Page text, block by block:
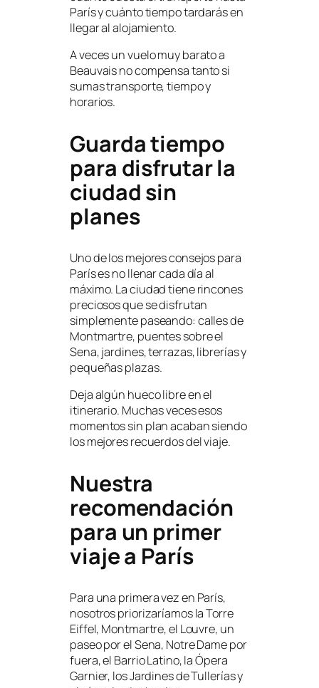
París y cuánto tiempo tardarás en
llegar al alojamiento.
A veces un vuelo muy barato a
Beauvais no compensa tanto si
sumas transporte, tiempo y
horarios.
Guarda tiempo
para disfrutar la
ciudad sin
planes
Uno de los mejores consejos para
París es no llenar cada día al
máximo. La ciudad tiene rincones
preciosos que se disfrutan
simplemente paseando: calles de
Montmartre, puentes sobre el
Sena, jardines, terrazas, librerías y
pequeñas plazas.
Deja algún hueco libre en el
itinerario. Muchas veces esos
momentos sin plan acaban siendo
los mejores recuerdos del viaje.
Nuestra
recomendación
para un primer
viaje a París
Para una primera vez en París,
nosotros priorizaríamos la Torre
Eiffel, Montmartre, el Louvre, un
paseo por el Sena, Notre Dame por
fuera, el Barrio Latino, la Ópera
Garnier, los Jardines de Tullerías y